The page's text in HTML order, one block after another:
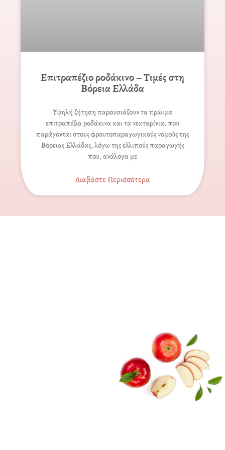
Επιτραπέζιο ροδάκινο – Τιμές στη
Βόρεια Ελλάδα
Υψηλή ζήτηση παρουσιάζουν τα πρώιμα
επιτραπέζια ροδάκινα και τα νεκταρίνια, που
παράγονται στους φρουτοπαραγωγικούς νομούς της
Βόρειας Ελλάδας, λόγω της ελλιπούς παραγωγής
που, ανάλογα με
Διαβάστε Περισσότερα